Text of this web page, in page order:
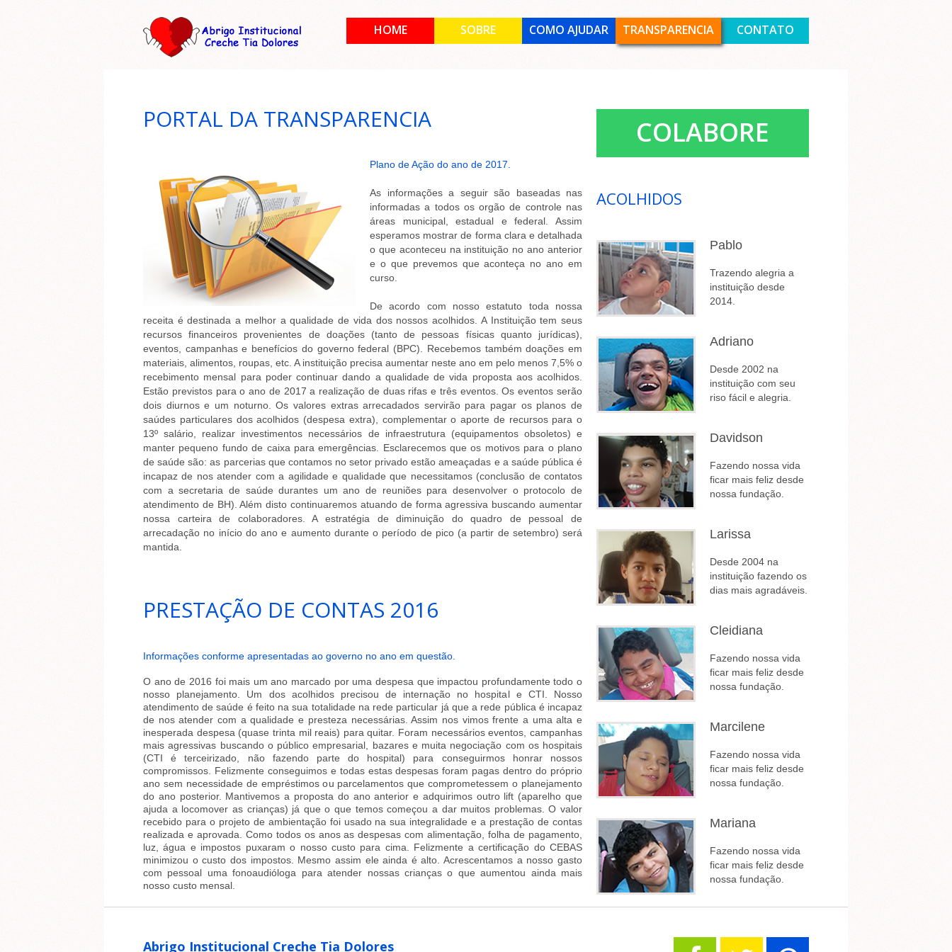
HOME SOBRE COMO AJUDAR TRANSPARENCIA CONTATO
PORTAL DA TRANSPARENCIA
Plano de Ação do ano de 2017.
As informações a seguir são baseadas nas
informadas a todos os orgão de controle nas
áreas municipal, estadual e federal. Assim
esperamos mostrar de forma clara e detalhada
o que aconteceu na instituição no ano anterior
e o que prevemos que aconteça no ano em
curso.
De acordo com nosso estatuto toda nossa
receita é destinada a melhor a qualidade de vida dos nossos acolhidos. A Instituição tem seus
recursos financeiros provenientes de doações (tanto de pessoas físicas quanto jurídicas),
eventos, campanhas e benefícios do governo federal (BPC). Recebemos também doações em
materiais, alimentos, roupas, etc. A instituição precisa aumentar neste ano em pelo menos 7,5% o
recebimento mensal para poder continuar dando a qualidade de vida proposta aos acolhidos.
Estão previstos para o ano de 2017 a realização de duas rifas e três eventos. Os eventos serão
dois diurnos e um noturno. Os valores extras arrecadados servirão para pagar os planos de
saúdes particulares dos acolhidos (despesa extra), complementar o aporte de recursos para o
13º salário, realizar investimentos necessários de infraestrutura (equipamentos obsoletos) e
manter pequeno fundo de caixa para emergências. Esclarecemos que os motivos para o plano
de saúde são: as parcerias que contamos no setor privado estão ameaçadas e a saúde pública é
incapaz de nos atender com a agilidade e qualidade que necessitamos (conclusão de contatos
com a secretaria de saúde durantes um ano de reuniões para desenvolver o protocolo de
atendimento de BH). Além disto continuaremos atuando de forma agressiva buscando aumentar
nossa carteira de colaboradores. A estratégia de diminuição do quadro de pessoal de
arrecadação no início do ano e aumento durante o período de pico (a partir de setembro) será
mantida.
PRESTAÇÃO DE CONTAS 2016
Informações conforme apresentadas ao governo no ano em questão.
O ano de 2016 foi mais um ano marcado por uma despesa que impactou profundamente todo o
nosso planejamento. Um dos acolhidos precisou de internação no hospital e CTI. Nosso
atendimento de saúde é feito na sua totalidade na rede particular já que a rede pública é incapaz
de nos atender com a qualidade e presteza necessárias. Assim nos vimos frente a uma alta e
inesperada despesa (quase trinta mil reais) para quitar. Foram necessários eventos, campanhas
mais agressivas buscando o público empresarial, bazares e muita negociação com os hospitais
(CTI é terceirizado, não fazendo parte do hospital) para conseguirmos honrar nossos
compromissos. Felizmente conseguimos e todas estas despesas foram pagas dentro do próprio
ano sem necessidade de empréstimos ou parcelamentos que comprometessem o planejamento
do ano posterior. Mantivemos a proposta do ano anterior e adquirimos outro lift (aparelho que
ajuda a locomover as crianças) já que o que temos começou a dar muitos problemas. O valor
recebido para o projeto de ambientação foi usado na sua integralidade e a prestação de contas
realizada e aprovada. Como todos os anos as despesas com alimentação, folha de pagamento,
luz, água e impostos puxaram o nosso custo para cima. Felizmente a certificação do CEBAS
minimizou o custo dos impostos. Mesmo assim ele ainda é alto. Acrescentamos a nosso gasto
com pessoal uma fonoaudióloga para atender nossas crianças o que aumentou ainda mais
nosso custo mensal.
COLABORE
ACOLHIDOS
Pablo
Trazendo alegria a
instituição desde
2014.
Adriano
Desde 2002 na
instituição com seu
riso fácil e alegria.
Davidson
Fazendo nossa vida
ficar mais feliz desde
nossa fundação.
Larissa
Desde 2004 na
instituição fazendo os
dias mais agradáveis.
Cleidiana
Fazendo nossa vida
ficar mais feliz desde
nossa fundação.
Marcilene
Fazendo nossa vida
ficar mais feliz desde
nossa fundação.
Mariana
Fazendo nossa vida
ficar mais feliz desde
nossa fundação.
Abrigo Institucional Creche Tia Dolores